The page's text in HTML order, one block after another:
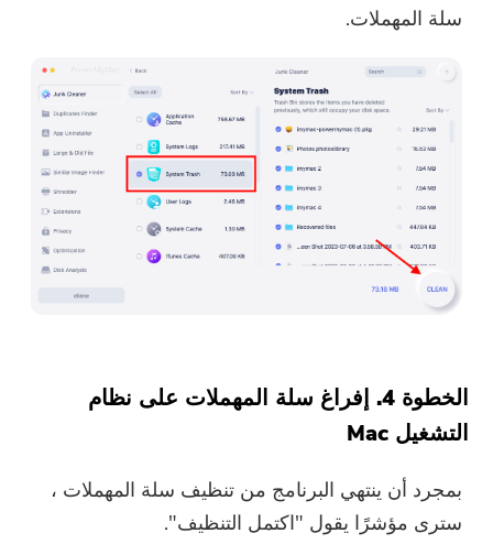
سلة المهملات.
الخطوة 4. إفراغ سلة المهملات على نظام
التشغيل Mac
بمجرد أن ينتهي البرنامج من تنظيف سلة المهملات ،
سترى مؤشرًا يقول "اكتمل التنظيف".